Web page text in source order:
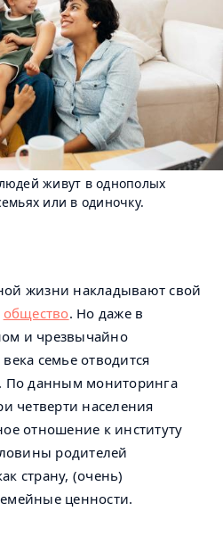
живут в однополых
или в одиночку.
жизни накладывают свой
общество. Но даже в
и чрезвычайно
семье отводится
По данным мониторинга
четверти населения
отношение к институту
родителей
страну, (очень)
ценности.